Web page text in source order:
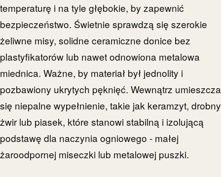
temperaturę i na tyle głębokie, by zapewnić
bezpieczeństwo. Świetnie sprawdzą się szerokie
żeliwne misy, solidne ceramiczne donice bez
plastyfikatorów lub nawet odnowiona metalowa
miednica. Ważne, by materiał był jednolity i
pozbawiony ukrytych pęknięć. Wewnątrz umieszcza
się niepalne wypełnienie, takie jak keramzyt, drobny
żwir lub piasek, które stanowi stabilną i izolującą
podstawę dla naczynia ogniowego - małej
żaroodpornej miseczki lub metalowej puszki.